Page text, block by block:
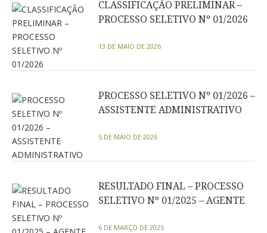
CLASSIFICAÇÃO PRELIMINAR –
PROCESSO SELETIVO Nº 01/2026
13 DE MAIO DE 2026
PROCESSO SELETIVO Nº 01/2026 –
ASSISTENTE ADMINISTRATIVO
5 DE MAIO DE 2026
RESULTADO FINAL – PROCESSO
SELETIVO Nº 01/2025 – AGENTE
6 DE MARÇO DE 2025